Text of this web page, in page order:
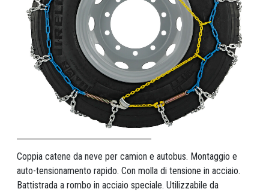
Coppia catene da neve per camion e autobus. Montaggio e
auto-tensionamento rapido. Con molla di tensione in acciaio.
Battistrada a rombo in acciaio speciale. Utilizzabile da